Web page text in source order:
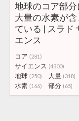
地球のコア部分
大量の水素が
ている | スラド
エンス
コア (281)
サイエンス (4300)
地球 (250) 大量 (318)
水素 (166) 部分 (65)